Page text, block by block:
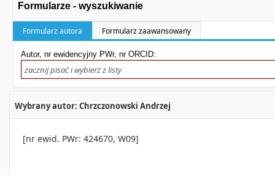
Formularze - wyszukiwanie
Formularz autora Formularz zaawansowany
Autor, nr ewidencyjny PWr, nr ORCID:
Wybrany autor: Chrzczonowski Andrzej
[nr ewid. PWr: 424670, W09]